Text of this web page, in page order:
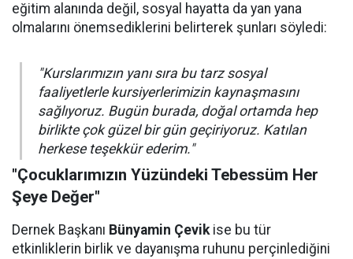
eğitim alanında değil, sosyal hayatta da yan yana
olmalarını önemsediklerini belirterek şunları söyledi:
"Kurslarımızın yanı sıra bu tarz sosyal
faaliyetlerle kursiyerlerimizin kaynaşmasını
sağlıyoruz. Bugün burada, doğal ortamda hep
birlikte çok güzel bir gün geçiriyoruz. Katılan
herkese teşekkür ederim."
"Çocuklarımızın Yüzündeki Tebessüm Her
Şeye Değer"
Dernek Başkanı Bünyamin Çevikise bu tür
etkinliklerin birlik ve dayanışma ruhunu perçinlediğini